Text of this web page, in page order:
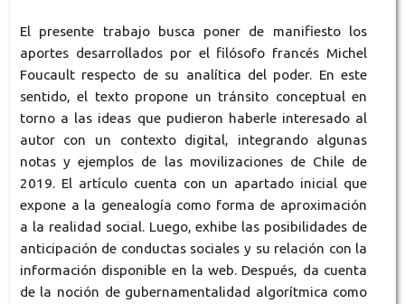
El presente trabajo busca poner de manifiesto los
aportes desarrollados por el filósofo francés Michel
Foucault respecto de su analítica del poder. En este
sentido, el texto propone un tránsito conceptual en
torno a las ideas que pudieron haberle interesado al
autor con un contexto digital, integrando algunas
notas y ejemplos de las movilizaciones de Chile de
2019. El artículo cuenta con un apartado inicial que
expone a la genealogía como forma de aproximación
a la realidad social. Luego, exhibe las posibilidades de
anticipación de conductas sociales y su relación con la
información disponible en la web. Después, da cuenta
de la noción de gubernamentalidad algorítmica como